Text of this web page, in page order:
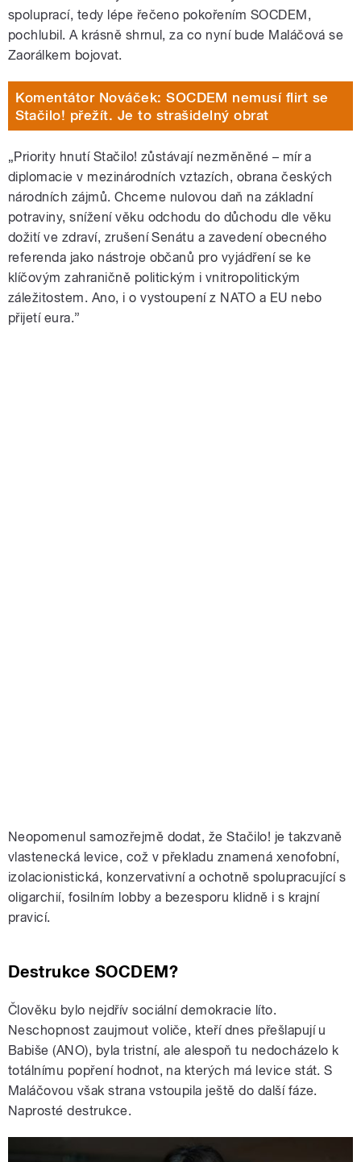
spoluprací, tedy lépe řečeno pokořením SOCDEM,
pochlubil. A krásně shrnul, za co nyní bude Maláčová se
Zaorálkem bojovat.
Komentátor Nováček: SOCDEM nemusí flirt se
Stačilo! přežít. Je to strašidelný obrat
„Priority hnutí Stačilo! zůstávají nezměněné – mír a
diplomacie v mezinárodních vztazích, obrana českých
národních zájmů. Chceme nulovou daň na základní
potraviny, snížení věku odchodu do důchodu dle věku
dožití ve zdraví, zrušení Senátu a zavedení obecného
referenda jako nástroje občanů pro vyjádření se ke
klíčovým zahraničně politickým i vnitropolitickým
záležitostem. Ano, i o vystoupení z NATO a EU nebo
přijetí eura.”
Neopomenul samozřejmě dodat, že Stačilo! je takzvaně
vlastenecká levice, což v překladu znamená xenofobní,
izolacionistická, konzervativní a ochotně spolupracující s
oligarchií, fosilním lobby a bezesporu klidně i s krajní
pravicí.
Destrukce SOCDEM?
Člověku bylo nejdřív sociální demokracie líto.
Neschopnost zaujmout voliče, kteří dnes přešlapují u
Babiše (ANO), byla tristní, ale alespoň tu nedocházelo k
totálnímu popření hodnot, na kterých má levice stát. S
Maláčovou však strana vstoupila ještě do další fáze.
Naprosté destrukce.